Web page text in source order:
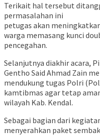
Terikait hal tersebut
permasalahan ini
petugas akan
warga memasang kunci
pencegahan.
Selanjutnya diakhir acara,
Gentho Said Ahmad Zain
mendukung tugas Polri
kamtibmas agar tetap
wilayah Kab. Kendal.
Sebagai bagian dari
menyerahkan paket